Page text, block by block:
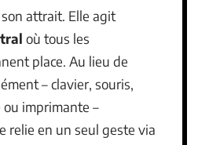
attrait. Elle agit
où tous les
place. Au lieu de
– clavier, souris,
imprimante –
relie en un seul geste via